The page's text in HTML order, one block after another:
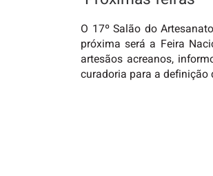
O 17º Salão do
próxima será a Feira
artesãos acreanos,
curadoria para a definição